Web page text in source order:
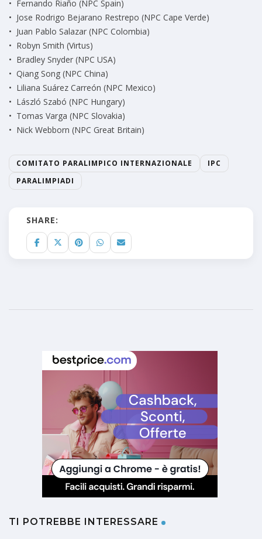
• Fernando Riaño (NPC Spain)
• Jose Rodrigo Bejarano Restrepo (NPC Cape Verde)
• Juan Pablo Salazar (NPC Colombia)
• Robyn Smith (Virtus)
• Bradley Snyder (NPC USA)
• Qiang Song (NPC China)
• Liliana Suárez Carreón (NPC Mexico)
• László Szabó (NPC Hungary)
• Tomas Varga (NPC Slovakia)
• Nick Webborn (NPC Great Britain)
COMITATO PARALIMPICO INTERNAZIONALE
IPC
PARALIMPIADI
SHARE:
TI POTREBBE INTERESSARE